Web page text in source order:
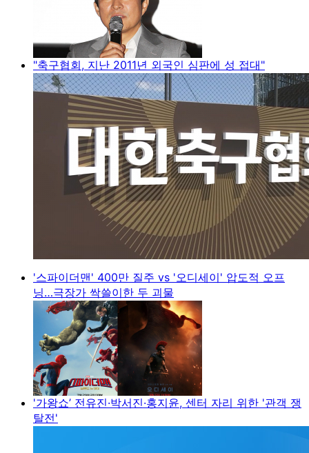
"축구협회, 지난 2011년 외국인 심판에 성 접대"
'스파이더맨' 400만 질주 vs '오디세이' 압도적 오프
닝…극장가 싹쓸이한 두 괴물
'가왕쇼’ 전유진·박서진·홍지윤, 센터 자리 위한 '관객 쟁
탈전'